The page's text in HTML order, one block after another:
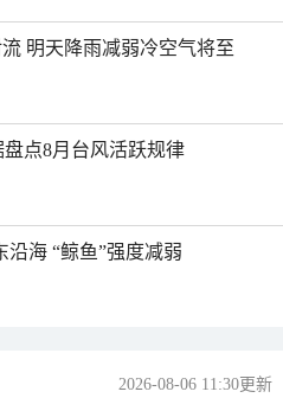
明天降雨减弱冷空气将至
点8月台风活跃规律
沿海 “鲸鱼”强度减弱
2026-08-06 11:30更新